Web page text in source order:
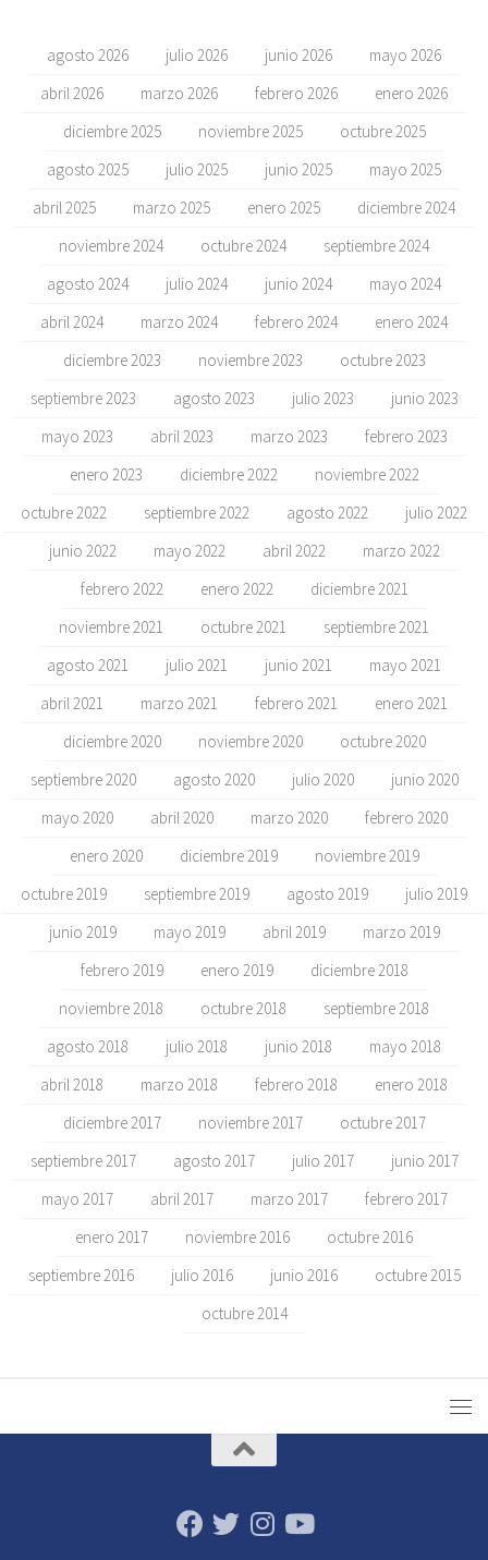
agosto 2026 julio 2026 junio 2026
mayo 2026
abril 2026
marzo 2026 febrero 2026
enero 2026
diciembre 2025
noviembre 2025
octubre 2025
agosto 2025
julio 2025 junio 2025
mayo 2025
abril 2025
marzo 2025 enero 2025
diciembre 2024
noviembre 2024
octubre 2024
septiembre 2024
agosto 2024
julio 2024 junio 2024
mayo 2024
abril 2024
marzo 2024 febrero 2024
enero 2024
diciembre 2023
noviembre 2023
octubre 2023
septiembre 2023
agosto 2023 julio 2023
junio 2023
mayo 2023
abril 2023 marzo 2023
febrero 2023
enero 2023
diciembre 2022
noviembre 2022
octubre 2022
septiembre 2022 agosto 2022
julio 2022
junio 2022
mayo 2022 abril 2022
marzo 2022
febrero 2022
enero 2022
diciembre 2021
noviembre 2021
octubre 2021
septiembre 2021
agosto 2021
julio 2021 junio 2021
mayo 2021
abril 2021
marzo 2021 febrero 2021
enero 2021
diciembre 2020
noviembre 2020
octubre 2020
septiembre 2020
agosto 2020 julio 2020
junio 2020
mayo 2020
abril 2020 marzo 2020
febrero 2020
enero 2020
diciembre 2019
noviembre 2019
octubre 2019
septiembre 2019 agosto 2019
julio 2019
junio 2019
mayo 2019 abril 2019
marzo 2019
febrero 2019
enero 2019
diciembre 2018
noviembre 2018
octubre 2018
septiembre 2018
agosto 2018
julio 2018 junio 2018
mayo 2018
abril 2018
marzo 2018 febrero 2018
enero 2018
diciembre 2017
noviembre 2017
octubre 2017
septiembre 2017
agosto 2017 julio 2017
junio 2017
mayo 2017
abril 2017 marzo 2017
febrero 2017
enero 2017
noviembre 2016
octubre 2016
septiembre 2016
julio 2016 junio 2016
octubre 2015
octubre 2014